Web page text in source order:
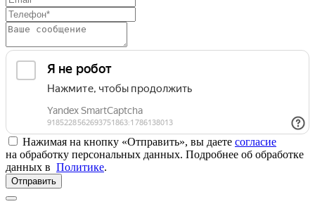
Нажимая на кнопку «Отправить», вы даете согласие
на обработку персональных данных. Подробнее об обработке
данных в Политике.
Отправить